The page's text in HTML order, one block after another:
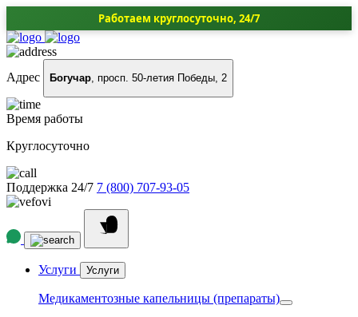
Работаем круглосуточно, 24/7
Адрес Богучар, просп. 50-летия Победы, 2
Время работы
Круглосуточно
Поддержка 24/7 7 (800) 707-93-05
Услуги Услуги
Медикаментозные капельницы (препараты)